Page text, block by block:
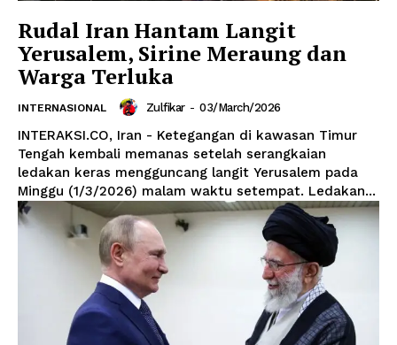
Rudal Iran Hantam Langit
Yerusalem, Sirine Meraung dan
Warga Terluka
INTERNASIONAL Zulfikar - 03/March/2026
INTERAKSI.CO, Iran - Ketegangan di kawasan Timur
Tengah kembali memanas setelah serangkaian
ledakan keras mengguncang langit Yerusalem pada
Minggu (1/3/2026) malam waktu setempat. Ledakan...